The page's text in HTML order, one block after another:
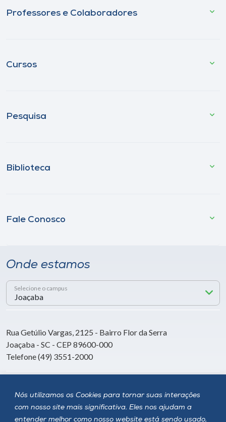
Nós utilizamos os Cookies para tornar suas interações
com nosso site mais significativa. Eles nos ajudam a
entender melhor como nosso website está sendo usado,
Professores e Colaboradores
Cursos
Pesquisa
Biblioteca
Fale Conosco
Onde estamos
Selecione o campus
Rua Getúlio Vargas, 2125 - Bairro Flor da Serra
Joaçaba - SC - CEP 89600-000
Telefone (49) 3551-2000
Siga a Unoesc